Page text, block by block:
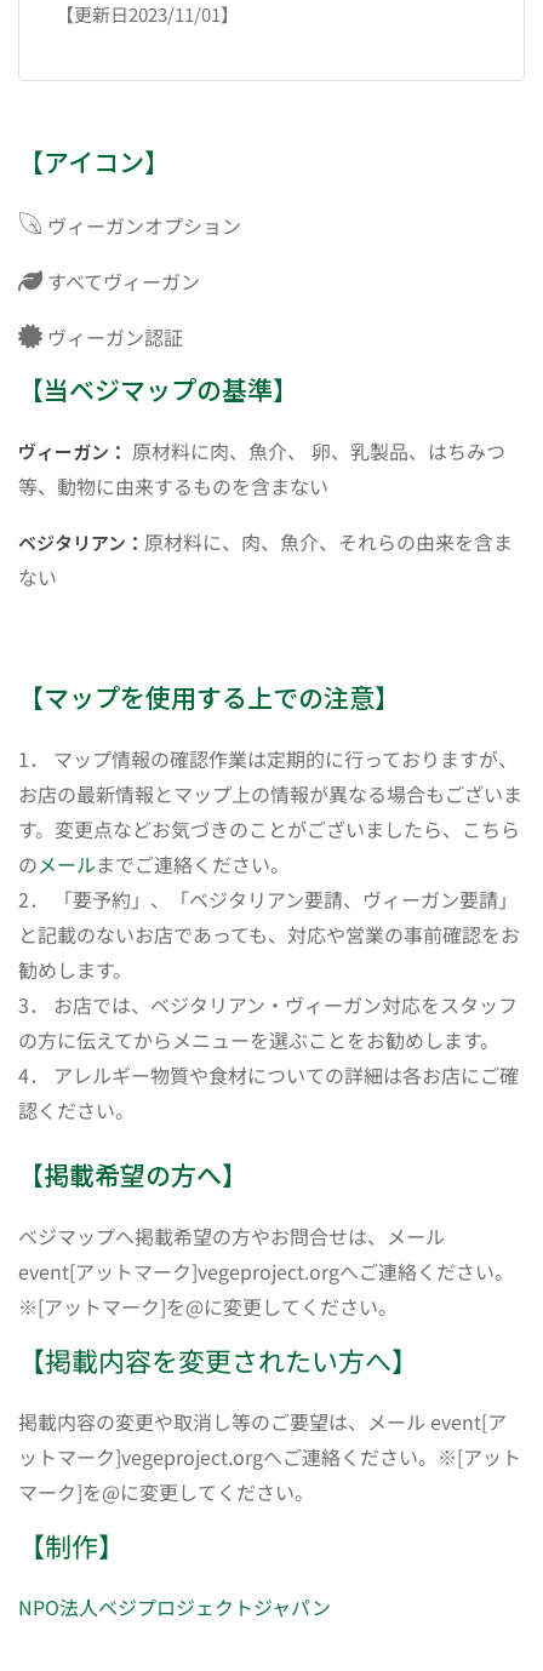
【更新日2023/11/01】
【アイコン】
ヴィーガンオプション
すべてヴィーガン
ヴィーガン認証
【当ベジマップの基準】
ヴィーガン： 原材料に肉、魚介、 卵、乳製品、はちみつ
等、動物に由来するものを含まない
ベジタリアン： 原材料に、肉、魚介、それらの由来を含ま
ない
【マップを使用する上での注意】
1． マップ情報の確認作業は定期的に行っておりますが、
お店の最新情報とマップ上の情報が異なる場合もございま
す。変更点などお気づきのことがございましたら、こちら
のメールまでご連絡ください。
2． 「要予約」、「ベジタリアン要請、ヴィーガン要請」
と記載のないお店であっても、対応や営業の事前確認をお
勧めします。
3． お店では、ベジタリアン・ヴィーガン対応をスタッフ
の方に伝えてからメニューを選ぶことをお勧めします。
4． アレルギー物質や食材についての詳細は各お店にご確
認ください。
【掲載希望の方へ】
ベジマップへ掲載希望の方やお問合せは、メール
event[アットマーク]vegeproject.orgへご連絡ください。
※[アットマーク]を@に変更してください。
【掲載内容を変更されたい方へ】
掲載内容の変更や取消し等のご要望は、メール event[ア
ットマーク]vegeproject.orgへご連絡ください。※[アット
マーク]を@に変更してください。
【制作】
NPO法人ベジプロジェクトジャパン